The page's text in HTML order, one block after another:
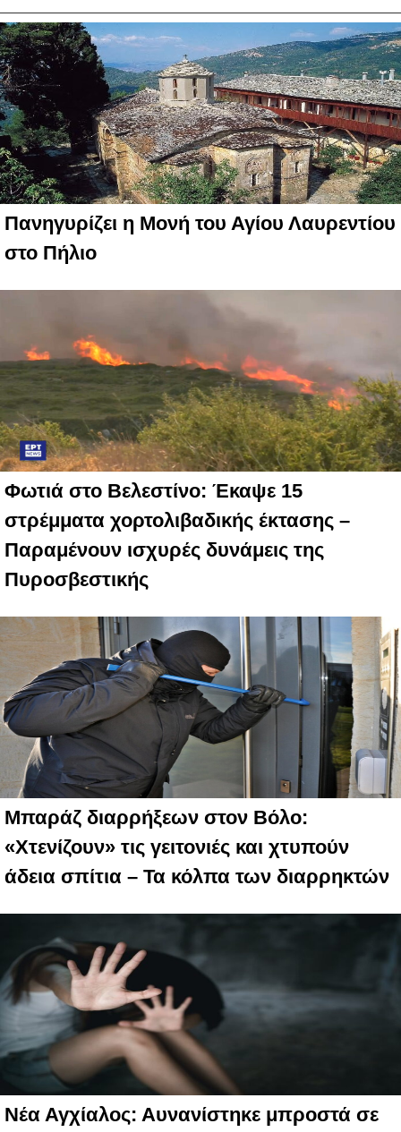
Πανηγυρίζει η Μονή του Αγίου Λαυρεντίου
στο Πήλιο
Φωτιά στο Βελεστίνο: Έκαψε 15
στρέμματα χορτολιβαδικής έκτασης –
Παραμένουν ισχυρές δυνάμεις της
Πυροσβεστικής
Μπαράζ διαρρήξεων στον Βόλο:
«Χτενίζουν» τις γειτονιές και χτυπούν
άδεια σπίτια – Τα κόλπα των διαρρηκτών
Νέα Αγχίαλος: Αυνανίστηκε μπροστά σε